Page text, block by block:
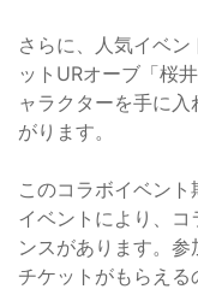
さらに、人気イベ
ットURオーブ「桜
ャラクターを手に
がります。
このコラボイベン
イベントにより、
ンスがあります。
チケットがもらえる